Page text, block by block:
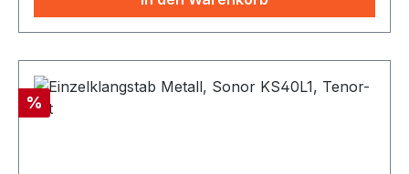
Rabatt
%